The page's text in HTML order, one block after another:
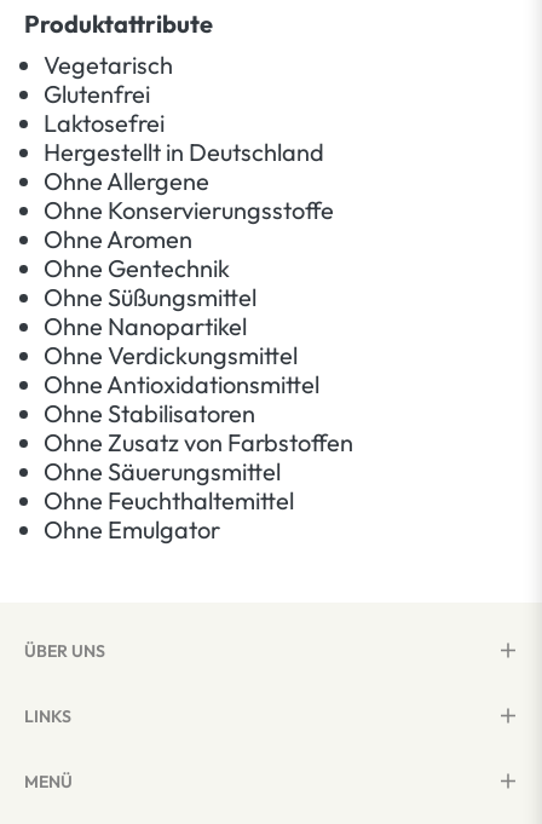
Produktattribute
Vegetarisch
Glutenfrei
Laktosefrei
Hergestellt in Deutschland
Ohne Allergene
Ohne Konservierungsstoffe
Ohne Aromen
Ohne Gentechnik
Ohne Süßungsmittel
Ohne Nanopartikel
Ohne Verdickungsmittel
Ohne Antioxidationsmittel
Ohne Stabilisatoren
Ohne Zusatz von Farbstoffen
Ohne Säuerungsmittel
Ohne Feuchthaltemittel
Ohne Emulgator
ÜBER UNS
LINKS
MENÜ